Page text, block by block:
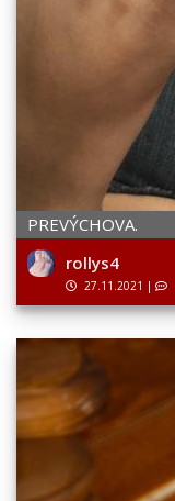
PREVÝCHOVA.
rollys4
27.11.2021 |